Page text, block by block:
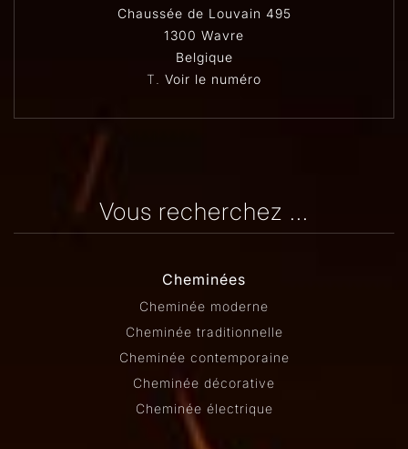
Chaussée de Louvain 495
1300 Wavre
Belgique
T. Voir le numéro
Vous recherchez ...
Cheminées
Cheminée moderne
Cheminée traditionnelle
Cheminée contemporaine
Cheminée décorative
Cheminée électrique